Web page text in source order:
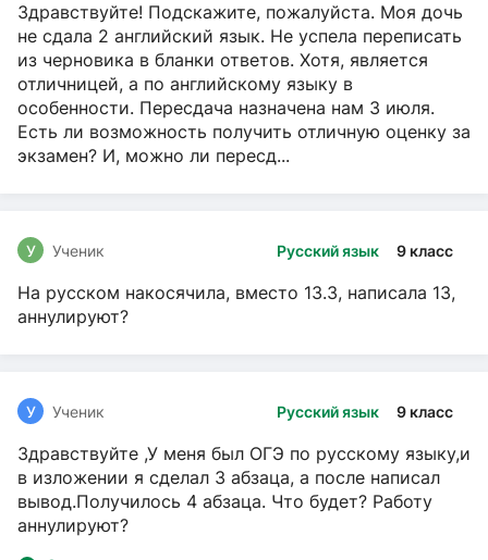
Здравствуйте! Подскажите, пожалуйста. Моя дочь
не сдала 2 английский язык. Не успела переписать
из черновика в бланки ответов. Хотя, является
отличницей, а по английскому языку в
особенности. Пересдача назначена нам 3 июля.
Есть ли возможность получить отличную оценку за
экзамен? И, можно ли пересд...
Русский язык 9 класс
У Ученик
На русском накосячила, вместо 13.3, написала 13,
аннулируют?
Русский язык 9 класс
У Ученик
Здравствуйте ,У меня был ОГЭ по русскому языку,и
в изложении я сделал 3 абзаца, а после написал
вывод.Получилось 4 абзаца. Что будет? Работу
аннулируют?